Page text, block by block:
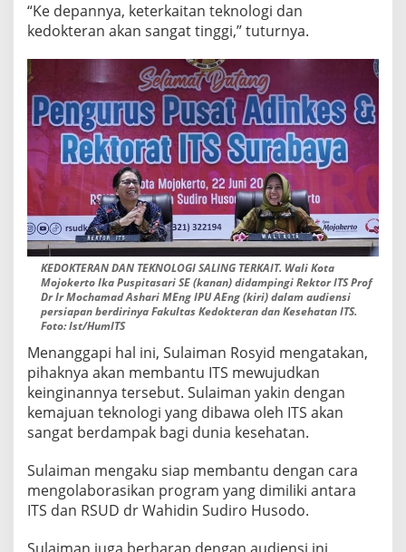
“Ke depannya, keterkaitan teknologi dan
kedokteran akan sangat tinggi,” tuturnya.
KEDOKTERAN DAN TEKNOLOGI SALING TERKAIT. Wali Kota
Mojokerto Ika Puspitasari SE (kanan) didampingi Rektor ITS Prof
Dr Ir Mochamad Ashari MEng IPU AEng (kiri) dalam audiensi
persiapan berdirinya Fakultas Kedokteran dan Kesehatan ITS.
Foto: Ist/HumITS
Menanggapi hal ini, Sulaiman Rosyid mengatakan,
pihaknya akan membantu ITS mewujudkan
keinginannya tersebut. Sulaiman yakin dengan
kemajuan teknologi yang dibawa oleh ITS akan
sangat berdampak bagi dunia kesehatan.
Sulaiman mengaku siap membantu dengan cara
mengolaborasikan program yang dimiliki antara
ITS dan RSUD dr Wahidin Sudiro Husodo.